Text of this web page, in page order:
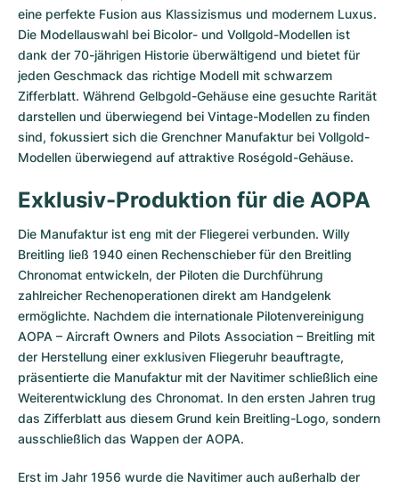
eine perfekte Fusion aus Klassizismus und modernem Luxus.
Die Modellauswahl bei Bicolor- und Vollgold-Modellen ist
dank der 70-jährigen Historie überwältigend und bietet für
jeden Geschmack das richtige Modell mit schwarzem
Zifferblatt. Während Gelbgold-Gehäuse eine gesuchte Rarität
darstellen und überwiegend bei Vintage-Modellen zu finden
sind, fokussiert sich die Grenchner Manufaktur bei Vollgold-
Modellen überwiegend auf attraktive Roségold-Gehäuse.
Exklusiv-Produktion für die AOPA
Die Manufaktur ist eng mit der Fliegerei verbunden. Willy
Breitling ließ 1940 einen Rechenschieber für den Breitling
Chronomat entwickeln, der Piloten die Durchführung
zahlreicher Rechenoperationen direkt am Handgelenk
ermöglichte. Nachdem die internationale Pilotenvereinigung
AOPA – Aircraft Owners and Pilots Association – Breitling mit
der Herstellung einer exklusiven Fliegeruhr beauftragte,
präsentierte die Manufaktur mit der Navitimer schließlich eine
Weiterentwicklung des Chronomat. In den ersten Jahren trug
das Zifferblatt aus diesem Grund kein Breitling-Logo, sondern
ausschließlich das Wappen der AOPA.
Erst im Jahr 1956 wurde die Navitimer auch außerhalb der